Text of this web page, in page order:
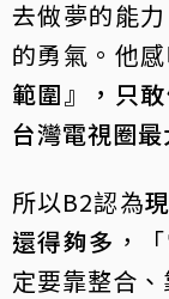
去做夢的能
的勇氣。他
範圍』，只
台灣電視圈
所以B2認為
還得夠多 ，
定要靠整合